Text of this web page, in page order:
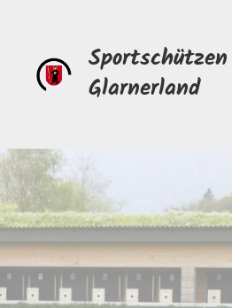
Sportschützen
Glarnerland